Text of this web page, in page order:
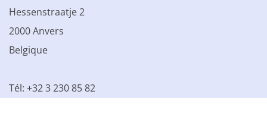
Hessenstraatje 2
2000 Anvers
Belgique
Tél: +32 3 230 85 82